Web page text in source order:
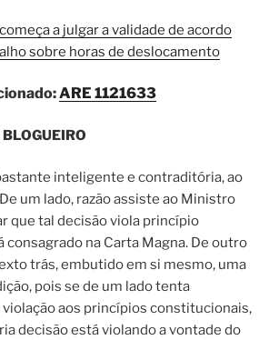
a julgar a validade de acordo
sobre horas de deslocamento
ARE 1121633
inteligente e contraditória, ao
um lado, razão assiste ao Ministro
que tal decisão viola princípio
na Carta Magna. De outro
trás, embutido em si mesmo, uma
pois se de um lado tenta
violação aos princípios constitucionais,
decisão está violando a vontade do